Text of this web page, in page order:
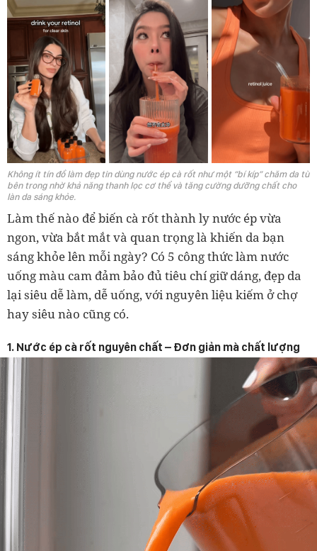
Không ít tín đồ làm đẹp tin dùng nước ép cà rốt như một “bí kíp” chăm da từ
bên trong nhờ khả năng thanh lọc cơ thể và tăng cường dưỡng chất cho
làn da sáng khỏe.
Làm thế nào để biến cà rốt thành ly nước ép vừa
ngon, vừa bắt mắt và quan trọng là khiến da bạn
sáng khỏe lên mỗi ngày? Có 5 công thức làm nước
uống màu cam đảm bảo đủ tiêu chí giữ dáng, đẹp da
lại siêu dễ làm, dễ uống, với nguyên liệu kiếm ở chợ
hay siêu nào cũng có.
1. Nước ép cà rốt nguyên chất – Đơn giản mà chất lượng